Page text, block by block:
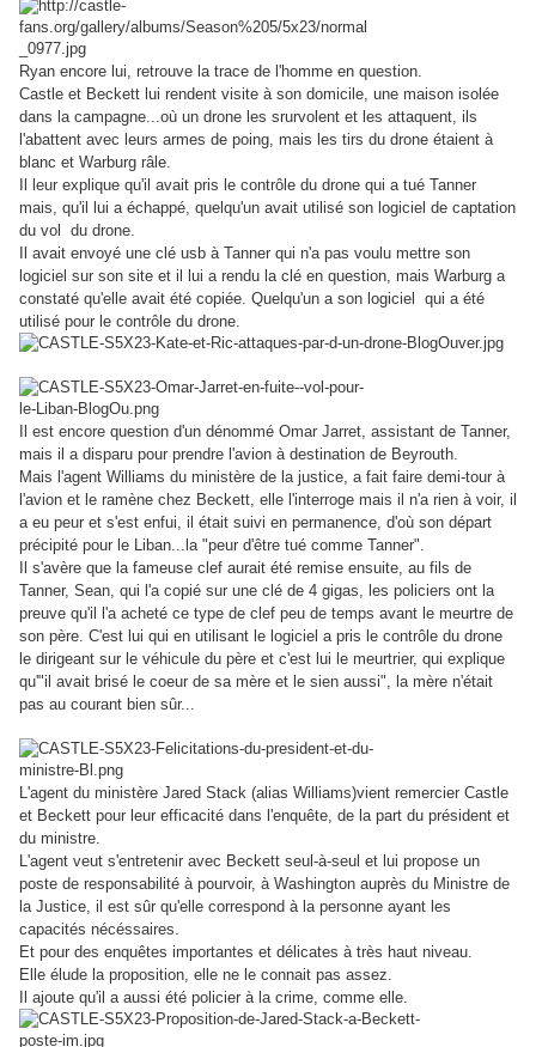
Ryan encore lui, retrouve la trace de l'homme en question.
Castle et Beckett lui rendent visite à son domicile, une maison isolée
dans la campagne...où un drone les srurvolent et les attaquent, ils
l'abattent avec leurs armes de poing, mais les tirs du drone étaient à
blanc et Warburg râle.
Il leur explique qu'il avait pris le contrôle du drone qui a tué Tanner
mais, qu'il lui a échappé, quelqu'un avait utilisé son logiciel de captation
du vol du drone.
Il avait envoyé une clé usb à Tanner qui n'a pas voulu mettre son
logiciel sur son site et il lui a rendu la clé en question, mais Warburg a
constaté qu'elle avait été copiée. Quelqu'un a son logiciel qui a été
utilisé pour le contrôle du drone.
Il est encore question d'un dénommé Omar Jarret, assistant de Tanner,
mais il a disparu pour prendre l'avion à destination de Beyrouth.
Mais l'agent Williams du ministère de la justice, a fait faire demi-tour à
l'avion et le ramène chez Beckett, elle l'interroge mais il n'a rien à voir, il
a eu peur et s'est enfui, il était suivi en permanence, d'où son départ
précipité pour le Liban...la "peur d'être tué comme Tanner".
Il s'avère que la fameuse clef aurait été remise ensuite, au fils de
Tanner, Sean, qui l'a copié sur une clé de 4 gigas, les policiers ont la
preuve qu'il l'a acheté ce type de clef peu de temps avant le meurtre de
son père. C'est lui qui en utilisant le logiciel a pris le contrôle du drone
le dirigeant sur le véhicule du père et c'est lui le meurtrier, qui explique
qu'"il avait brisé le coeur de sa mère et le sien aussi", la mère n'était
pas au courant bien sûr...
L'agent du ministère Jared Stack (alias Williams)vient remercier Castle
et Beckett pour leur efficacité dans l'enquête, de la part du président et
du ministre.
L'agent veut s'entretenir avec Beckett seul-à-seul et lui propose un
poste de responsabilité à pourvoir, à Washington auprès du Ministre de
la Justice, il est sûr qu'elle correspond à la personne ayant les
capacités nécéssaires.
Et pour des enquêtes importantes et délicates à très haut niveau.
Elle élude la proposition, elle ne le connait pas assez.
Il ajoute qu'il a aussi été policier à la crime, comme elle.